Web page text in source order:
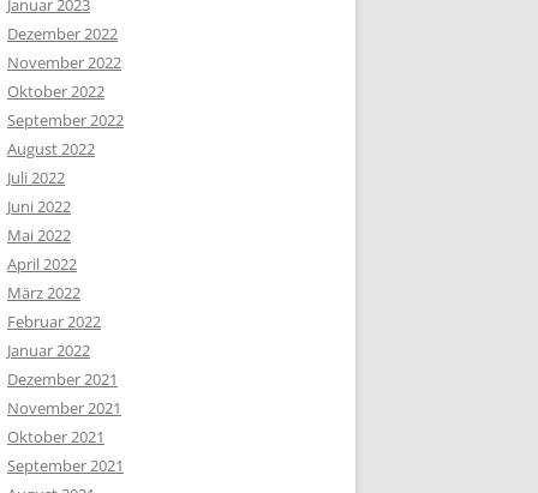
Januar 2023
Dezember 2022
November 2022
Oktober 2022
September 2022
August 2022
Juli 2022
Juni 2022
Mai 2022
April 2022
März 2022
Februar 2022
Januar 2022
Dezember 2021
November 2021
Oktober 2021
September 2021